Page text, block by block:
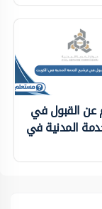
عن القبول في
المدنية في